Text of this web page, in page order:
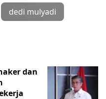
dedi mulyadi
dan